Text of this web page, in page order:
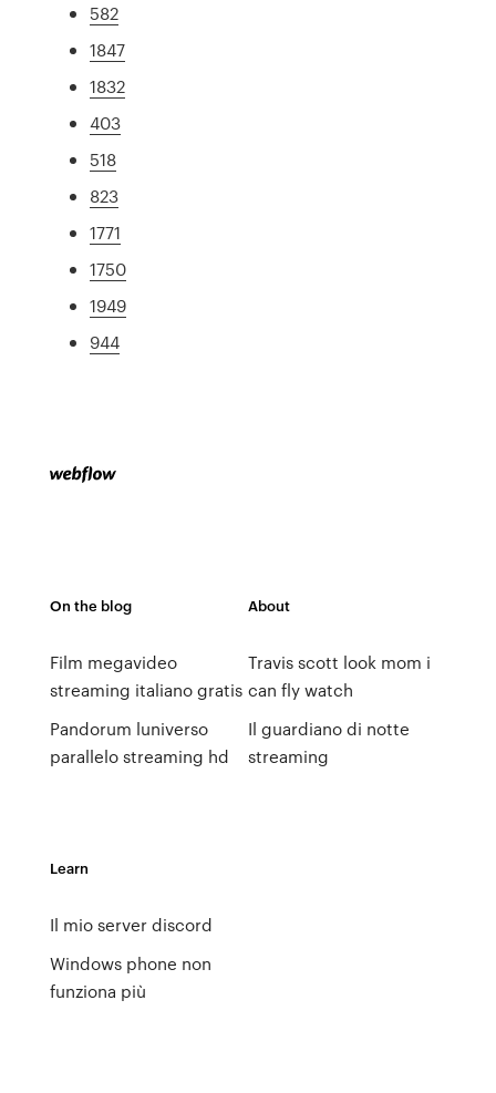
582
1847
1832
403
518
823
1771
1750
1949
944
On the blog
Film megavideo
streaming italiano gratis
Pandorum luniverso
parallelo streaming hd
About
Travis scott look mom i
can fly watch
Il guardiano di notte
streaming
Learn
Il mio server discord
Windows phone non
funziona più